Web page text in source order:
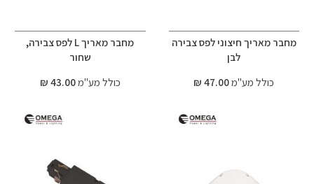
מחבר מאריך חיצוני לפס צבירה
לבן
כולל מע"מ47.00 ₪
מחבר מאריך L לפס צבירה,
שחור
כולל מע"מ43.00 ₪